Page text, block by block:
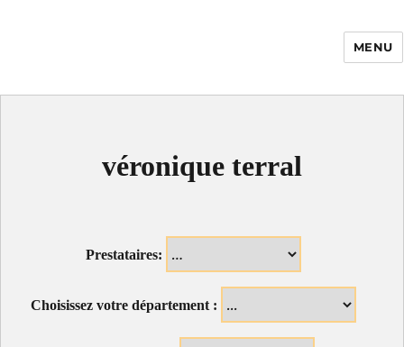
Enfance Made in
MENU
véronique terral
Prestataires:
Choisissez votre département :